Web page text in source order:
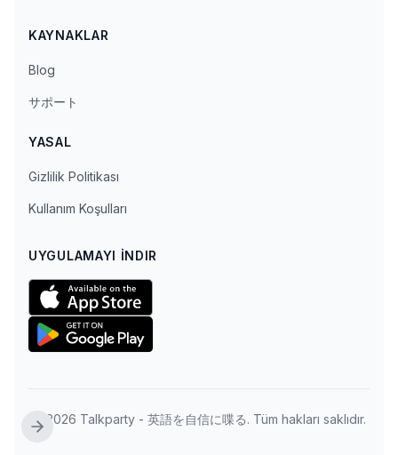
KAYNAKLAR
Blog
サポート
YASAL
Gizlilik Politikası
Kullanım Koşulları
UYGULAMAYI İNDIR
© 2026 Talkparty - 英語を自信に喋る. Tüm hakları saklıdır.